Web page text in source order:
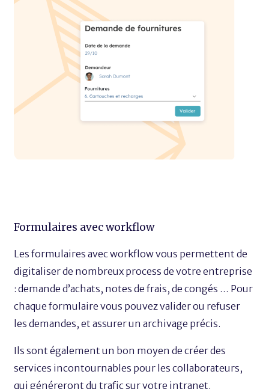
Formulaires avec workflow
Les formulaires avec workflow vous permettent de
digitaliser de nombreux process de votre entreprise
: demande d’achats, notes de frais, de congés … Pour
chaque formulaire vous pouvez valider ou refuser
les demandes, et assurer un archivage précis.
Ils sont également un bon moyen de créer des
services incontournables pour les collaborateurs,
quigénéreront du trafic sur votre intranet.